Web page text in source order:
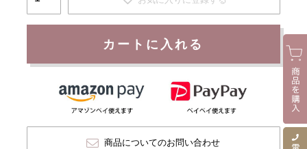
カートに入れる
商品についてのお問い合わせ